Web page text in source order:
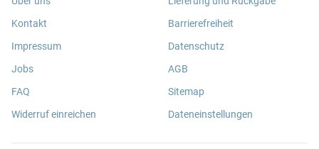
Kontakt
Impressum
Jobs
FAQ
Widerruf einreichen
Barrierefreiheit
Datenschutz
AGB
Sitemap
Dateneinstellungen